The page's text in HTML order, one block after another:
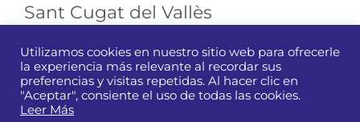
Sant Cugat del Vallès
+34 93 675 12 01
Utilizamos cookies en nuestro sitio web para ofrecerle
la experiencia más relevante al recordar sus
preferencias y visitas repetidas. Al hacer clic en
"Aceptar", consiente el uso de todas las cookies.
Leer Más